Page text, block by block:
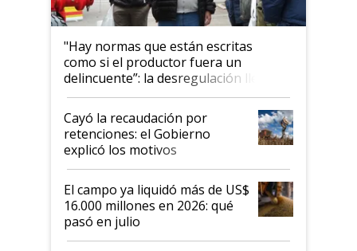
"Hay normas que están escritas
como si el productor fuera un
delincuente”: la desregulación llegó
al Congreso Aapresid y hasta se
habló del financiamiento al IPCVA
Cayó la recaudación por
retenciones: el Gobierno
explicó los motivos
El campo ya liquidó más de US$
16.000 millones en 2026: qué
pasó en julio